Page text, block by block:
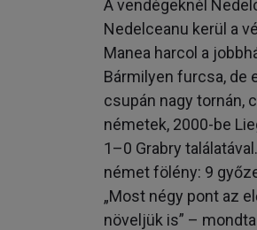
A vendégeknél
Nedelceanu kerül a
Manea harcol a
Bármilyen furcsa, de
csupán nagy tornán,
németek, 2000-be
1–0 Grabry
német fölény: 9
„Most négy pont az
növeljük is” –